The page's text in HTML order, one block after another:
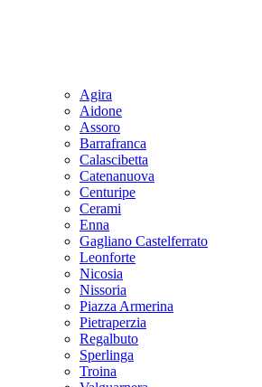
Agira
Aidone
Assoro
Barrafranca
Calascibetta
Catenanuova
Centuripe
Cerami
Enna
Gagliano Castelferrato
Leonforte
Nicosia
Nissoria
Piazza Armerina
Pietraperzia
Regalbuto
Sperlinga
Troina